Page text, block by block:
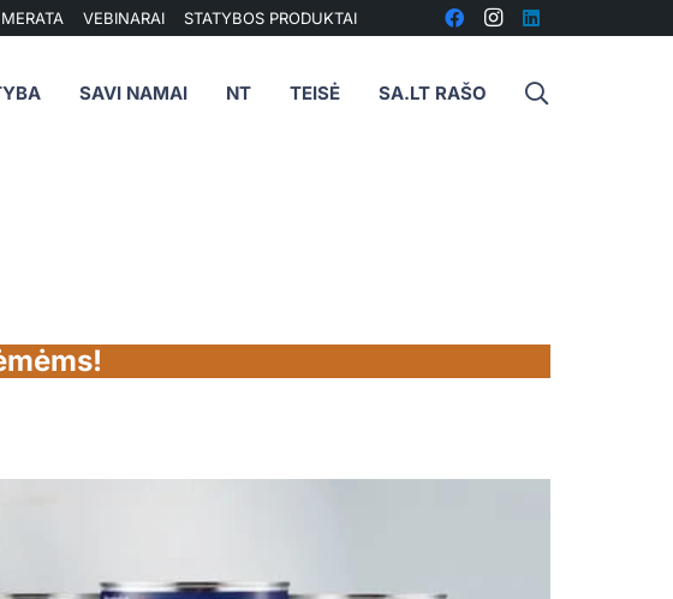
VEBINARAI STATYBOS PRODUKTAI
SAVI NAMAI NT TEISĖ SA.LT RAŠO